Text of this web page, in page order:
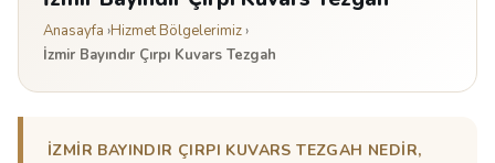
Anasayfa ›Hizmet Bölgelerimiz›
İzmir Bayındır Çırpı Kuvars Tezgah
İZMIR BAYINDIR ÇIRPI KUVARS TEZGAH NEDIR,